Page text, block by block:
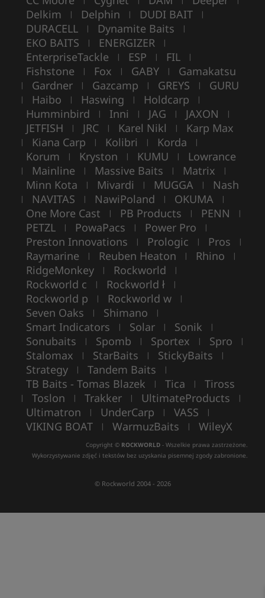
Delkim | Delphin | DUDI BAIT |
DURACELL | Dynamite Baits |
EKO BAITS | ENERGIZER |
EnterpriseTackle | ESP | FIL |
Fishstone | Fox | GABY | Gamakatsu
| Gardner | Gazcamp | GREYS | GURU
| Haibo | Haswing | Holdcarp |
Humminbird | Inni | JAG | JAXON |
JETFISH | JRC | Karel Nikl | Karp Max
| Kiana Carp | Kolibri | Korda |
Korum | Kryston | KUMU | Lowrance
| Mainline | Massive Baits | Matrix |
Minn Kota | Mivardi | MUGGA | Nash
| NAVITAS | NawiPoland | OKUMA |
One More Cast | PB Products | PENN |
PETZL | PowaPacs | Power Pro |
Preston Innovations | Prologic | Pros |
Raymarine | Reuben Heaton | Rhino |
RidgeMonkey | Rockworld |
Rockworld c | Rockworld ł |
Rockworld p | Rockworld w |
Seven Oaks | Shimano |
Smart Indicators | Solar | Sonik |
Sonubaits | Spomb | Sportex | Spro |
Stalomax | StarBaits | StickyBaits |
Strategy | Tandem Baits |
TB Baits - Tomas Blazek | Tica | Tiross
| Toslon | Trakker | UltimateProducts |
Ultimatron | UnderCarp | VASS |
VIKING BOAT | WarmuzBaits | WileyX
Copyright © ROCKWORLD - Wszelkie prawa zastrzeżone.
Wykorzystywanie zdjęć i tekstów bez uzyskania pisemnej zgody zabronione.
© Rockworld 2004 - 2026